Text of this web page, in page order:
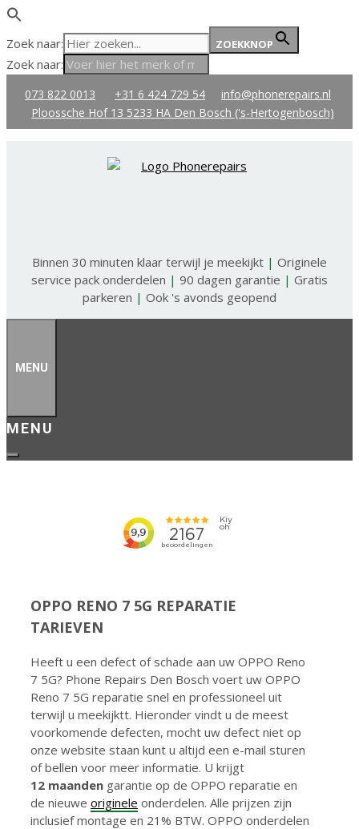
Zoek naar: ZOEKKNOP
Zoek naar:
naar073 822 0013 +31 6 424 729 54
info@phonerepairs.nl
Ploossche Hof 13 5233 HA Den Bosch ('s-Hertogenbosch)
Binnen 30 minuten klaar terwijl je meekijkt | Originele
service pack onderdelen | 90 dagen garantie | Gratis
parkeren | Ook 's avonds geopend
MENU
OPPO RENO 7 5G REPARATIE
TARIEVEN
Heeft u een defect of schade aan uw OPPO Reno
7 5G? Phone Repairs Den Bosch voert uw OPPO
Reno 7 5G reparatie snel en professioneel uit
terwijl u meekijktt. Hieronder vindt u de meest
voorkomende defecten, mocht uw defect niet op
onze website staan kunt u altijd een e-mail sturen
of bellen voor meer informatie. U krijgt
12 maanden garantie op de OPPO reparatie en
de nieuwe originele onderdelen. Alle prijzen zijn
inclusief montage en 21% BTW. OPPO onderdelen